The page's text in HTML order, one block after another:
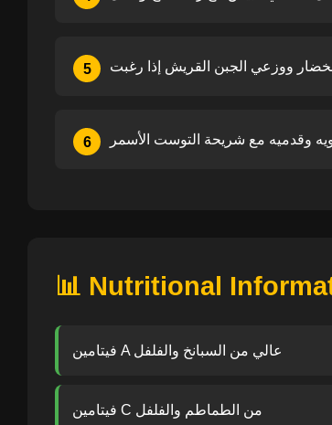
5
6
📊 Nutritional
فيتامين A عالي من السبانخ والفلفل
فيتامين C من الطماطم والفلفل